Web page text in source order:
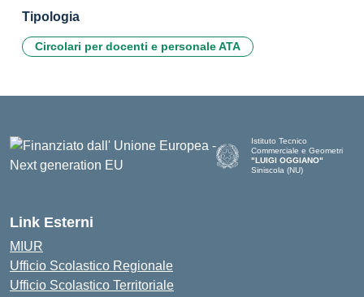
Tipologia
Circolari per docenti e personale ATA
Istituto Tecnico
Commerciale e Geometri
"LUIGI OGGIANO"
Siniscola (NU)
Link Esterni
MIUR
Ufficio Scolastico Regionale
Ufficio Scolastico Territoriale